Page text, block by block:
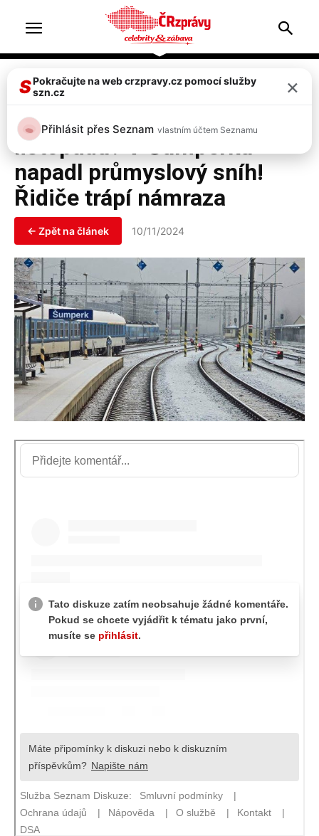
Top 2 Zprávy
FOTO: Sníh začátkem
listopadu? V Šumperku
napadl průmyslový sníh!
Řidiče trápí námraza
← Zpět na článek 10/11/2024
SPokračujte na web crzpravy.cz pomocí služby
szn.cz
×
Přihlásit přes Seznam vlastním účtem Seznamu